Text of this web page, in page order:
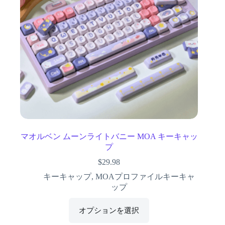
マオルベン ムーンライトバニー MOA キーキャッ
プ
$29.98
キーキャップ,MOAプロファイルキーキャ
ップ
オプションを選択